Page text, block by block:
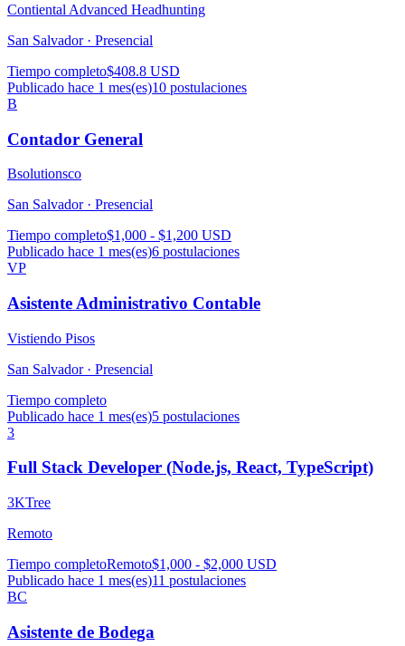
Contiental Advanced Headhunting
San Salvador · Presencial
Tiempo completo$408.8 USD
Publicado hace 1 mes(es)10 postulaciones
B
Contador General
Bsolutionsco
San Salvador · Presencial
Tiempo completo$1,000 - $1,200 USD
Publicado hace 1 mes(es)6 postulaciones
VP
Asistente Administrativo Contable
Vistiendo Pisos
San Salvador · Presencial
Tiempo completo
Publicado hace 1 mes(es)5 postulaciones
3
Full Stack Developer (Node.js, React, TypeScript)
3KTree
Remoto
Tiempo completoRemoto$1,000 - $2,000 USD
Publicado hace 1 mes(es)11 postulaciones
BC
Asistente de Bodega